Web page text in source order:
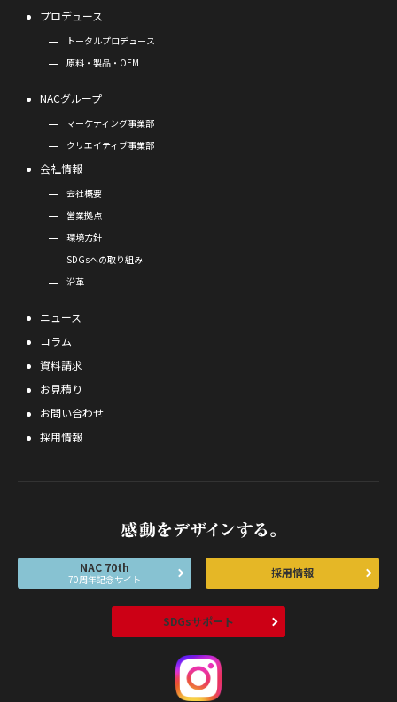
プロデュース
トータルプロデュース
原料・製品・OEM
NACグループ
マーケティング事業部
クリエイティブ事業部
会社情報
会社概要
営業拠点
環境方針
SDGsへの取り組み
沿革
ニュース
コラム
資料請求
お見積り
お問い合わせ
採用情報
NAC 70th
70周年記念サイト 採用情報
SDGsサポート